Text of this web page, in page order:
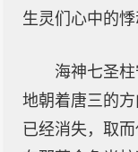
生灵们心中的悸
海神七圣
地朝着唐三的
已经消失，取